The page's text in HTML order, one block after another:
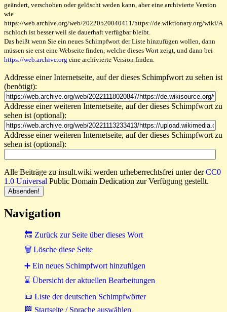
geändert, verschoben oder gelöscht weden kann, aber eine archivierte Version
wie
https://web.archive.org/web/20220520040411/https://de.wiktionary.org/wiki/A
rschloch ist besser weil sie dauerhaft verfügbar bleibt.
Das heißt wenn Sie ein neues Schimpfwort der Liste hinzufügen wollen, dann
müssen sie erst eine Webseite finden, welche dieses Wort zeigt, und dann bei
https://web.archive.org eine archivierte Version finden.
Addresse einer Internetseite, auf der dieses Schimpfwort zu sehen ist
(benötigt):
Addresse einer weiteren Internetseite, auf der dieses Schimpfwort zu
sehen ist (optional):
Addresse einer weiteren Internetseite, auf der dieses Schimpfwort zu
sehen ist (optional):
Alle Beiträge zu insult.wiki werden urheberrechtsfrei unter derCC0
1.0 Universal Public Domain Dedication zur Verfügung gestellt.
Navigation
🔙 Zurück zur Seite über dieses Wort
🗑 Lösche diese Seite
➕ Ein neues Schimpfwort hinzufügen
⌛ Übersicht der aktuellen Bearbeitungen
📜 Liste der deutschen Schimpfwörter
🏁 Startseite / Sprache auswählen